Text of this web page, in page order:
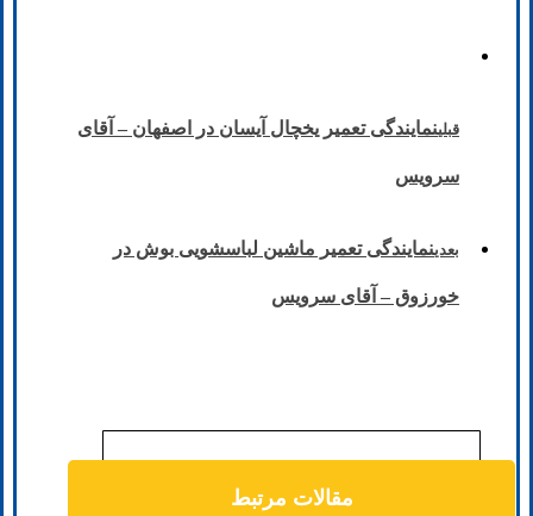
قبلینمایندگی تعمیر یخچال آیسان در اصفهان – آقای
سرویس
بعدینمایندگی تعمیر ماشین لباسشویی بوش در
خورزوق – آقای سرویس
مقالات مرتبط